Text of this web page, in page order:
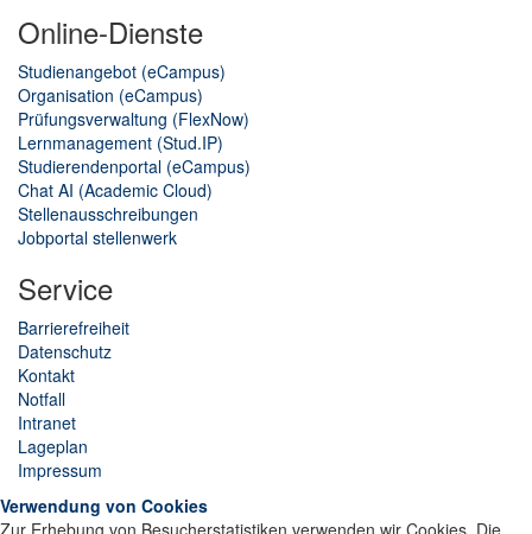
Online-Dienste
Studienangebot (eCampus)
Organisation (eCampus)
Prüfungsverwaltung (FlexNow)
Lernmanagement (Stud.IP)
Studierendenportal (eCampus)
Chat AI (Academic Cloud)
Stellenausschreibungen
Jobportal stellenwerk
Service
Barrierefreiheit
Datenschutz
Kontakt
Notfall
Intranet
Lageplan
Impressum
Verwendung von Cookies